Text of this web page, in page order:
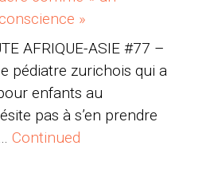
»
AFRIQUE-ASIE #77 –
pédiatre zurichois qui a
enfants au
pas à s’en prendre
Continued